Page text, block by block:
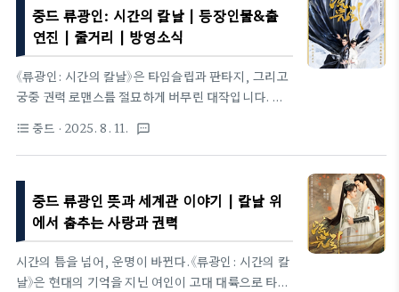
중드 류광인: 시간의 칼날 | 등장인물&출
연진 | 줄거리 | 방영소식
《류광인: 시간의 칼날》은 타임슬립과 판타지, 그리고
궁중 권력 로맨스를 절묘하게 버무린 대작입니다. 현
와 전쟁의 소용돌이 속에서 살아남기 위해 고군분투하
는 과정을 섬세하게 그려내며, 절절한 사랑과 치밀한
권모술수가 함께 펼쳐집니다.1. 정보 개요제목: 류광
인: 시간의 칼날 (流光引)장르: 고전 시대극, 판타지,
로맨스원작: 《독총용병왕비》(毒宠佣兵王妃) - 작가:
묘소묘(猫小猫)감독: 정원해(程源海)각본: 왕우(王
宇), 요소우(廖小宇)제작: 텐센트비디오회차: 총 40
부작 (회당 45분)촬영지: 상산 영화성방영: 2025년
format_list_bulleted 중드 · 2025. 8. 11. textsms
중드 류광인 뜻과 세계관 이야기 | 칼날 위
에서 춤추는 사랑과 권력
시간의 틈을 넘어, 운명이 바뀐다.《류광인: 시간의 칼
날》은 현대의 기억을 지닌 여인이 고대 대륙으로 타임